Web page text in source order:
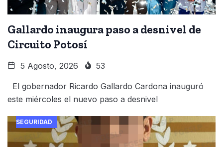
Gallardo inaugura paso a desnivel de
Circuito Potosí
5 Agosto, 2026 53
El gobernador Ricardo Gallardo Cardona inauguró
este miércoles el nuevo paso a desnivel
SEGURIDAD